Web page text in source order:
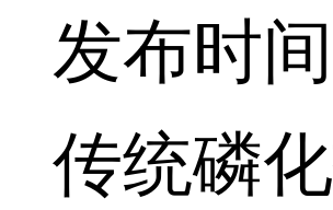
发布时
传统磷